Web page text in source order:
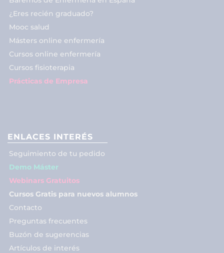
¿Eres recién graduado?
Mooc salud
Másters online enfermería
Cursos online enfermería
Cursos fisioterapia
Prácticas de Empresa
ENLACES INTERÉS
Seguimiento de tu pedido
Demo Máster
Webinars Gratuitos
Cursos Gratis para nuevos alumnos
Contacto
Preguntas frecuentes
Buzón de sugerencias
Artículos de interés